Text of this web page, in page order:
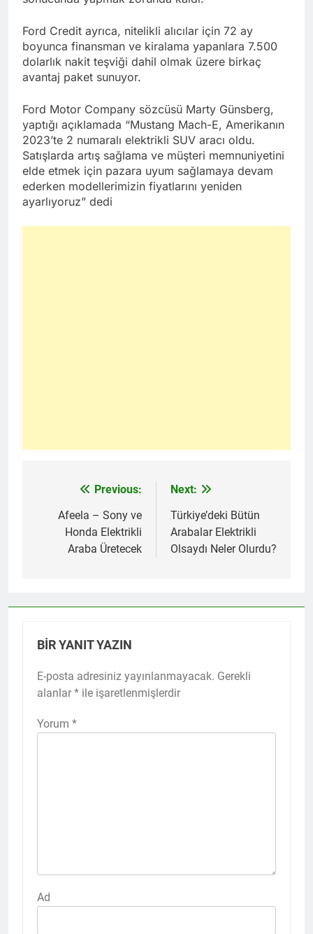
Ford Credit ayrıca, nitelikli alıcılar için 72 ay
boyunca finansman ve kiralama yapanlara 7.500
dolarlık nakit teşviği dahil olmak üzere birkaç
avantaj paket sunuyor.
Ford Motor Company sözcüsü Marty Günsberg,
yaptığı açıklamada “Mustang Mach-E, Amerikanın
2023’te 2 numaralı elektrikli SUV aracı oldu.
Satışlarda artış sağlama ve müşteri memnuniyetini
elde etmek için pazara uyum sağlamaya devam
ederken modellerimizin fiyatlarını yeniden
ayarlıyoruz” dedi
gezinmesi
Previous:
Afeela – Sony ve
Honda Elektrikli
Araba Üretecek
Next:
Türkiye’deki Bütün
Arabalar Elektrikli
Olsaydı Neler Olurdu?
BIR YANIT YAZIN
E-posta adresiniz yayınlanmayacak. Gerekli
alanlar * ile işaretlenmişlerdir
Yorum *
Ad